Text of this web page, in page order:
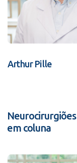
Arthur Pille
em coluna